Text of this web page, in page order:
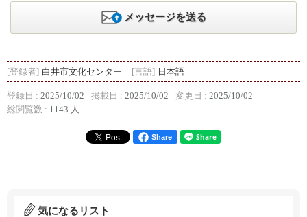
メッセージを送る
[登録者] 白井市文化センター [言語] 日本語
登録日 : 2025/10/02 掲載日 : 2025/10/02 変更日 : 2025/10/02
総閲覧数 : 1143 人
Share
気になるリスト